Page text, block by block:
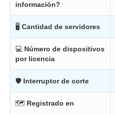
información?
🖥 Cantidad de servidores
💻 Número de dispositivos
por licencia
🛡 Interruptor de corte
🗺 Registrado en